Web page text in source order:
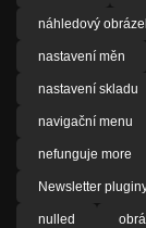
náhledový
nastavení měn
nastavení skladu
navigační menu
nefunguje more
Newsletter
nulled